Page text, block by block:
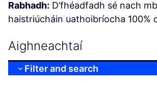
Rabhadh: D’fhéadfadh sé nach
haistriúcháin uathoibríocha 100%
Aighneachtaí
Filter and search